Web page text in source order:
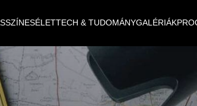
SZÍNESÉLETTECH & TUDOMÁNYGALÉRIÁK